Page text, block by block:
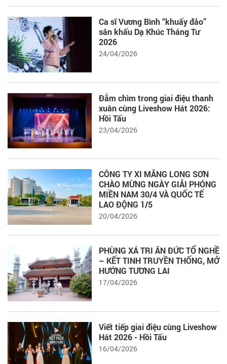
Ca sĩ Vương Bình “khuấy đảo”
sân khấu Dạ Khúc Tháng Tư
2026
24/04/2026
Đắm chìm trong giai điệu thanh
xuân cùng Liveshow Hát 2026:
Hồi Tấu
23/04/2026
CÔNG TY XI MĂNG LONG SƠN
CHÀO MỪNG NGÀY GIẢI PHÓNG
MIỀN NAM 30/4 VÀ QUỐC TẾ
LAO ĐỘNG 1/5
20/04/2026
PHÙNG XÁ TRI ÂN ĐỨC TỔ NGHỀ
– KẾT TINH TRUYỀN THỐNG, MỞ
HƯỚNG TƯƠNG LAI
17/04/2026
Viết tiếp giai điệu cùng Liveshow
Hát 2026 - Hồi Tấu
16/04/2026